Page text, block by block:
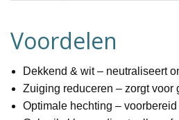
Voordelen
Dekkend & wit– neutraliseert
Zuiging reduceren – zorgt voor
Optimale hechting –